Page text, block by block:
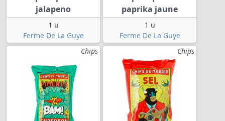
jalapeno
1 u
Ferme De La Guye
paprika jaune
1 u
Ferme De La Guye
Chips
Chips